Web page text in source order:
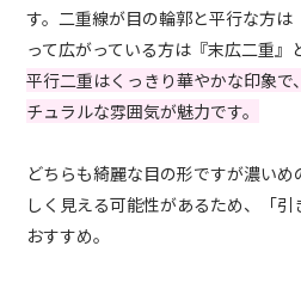
す。二重線が目の輪郭と平行な方
って広がっている方は『末広二重』
平行二重はくっきり華やかな印象
チュラルな雰囲気が魅力です。
どちらも綺麗な目の形ですが濃い
しく見える可能性があるため、「
おすすめ。